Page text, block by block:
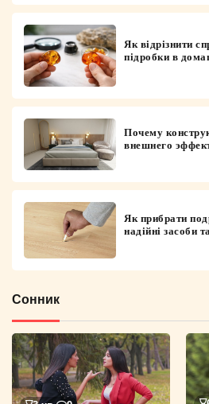
Як відрізнити
підробки в
Почему
внешнего
Як прибрати
надійні засоби
Сонник